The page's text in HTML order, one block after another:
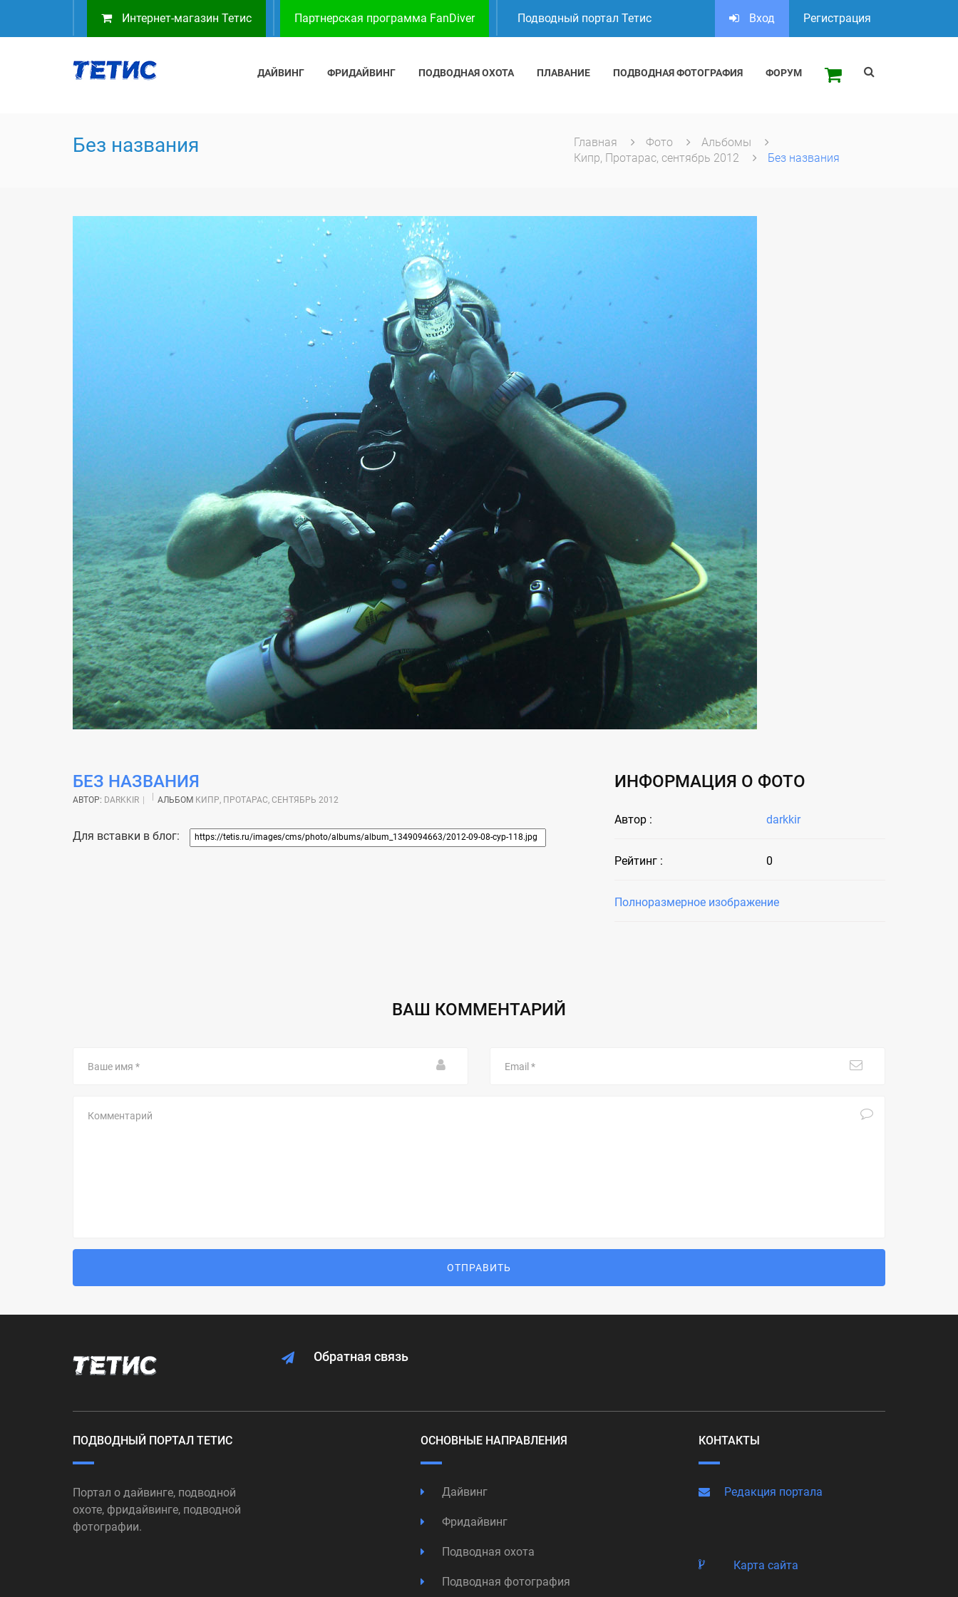
Интернет-магазин Тетис Партнерская программа FanDiver Подводный портал Тетис Вход Регистрация
ДАЙВИНГ ФРИДАЙВИНГ ПОДВОДНАЯ ОХОТА ПЛАВАНИЕ ПОДВОДНАЯ ФОТОГРАФИЯ ФОРУМ
Без названия Главная Фото
Альбомы
Кипр, Протарас, сентябрь 2012
Без названия
БЕЗ НАЗВАНИЯ
АВТОР: DARKKIR АЛЬБОМ КИПР, ПРОТАРАС, СЕНТЯБРЬ 2012
Для вставки в блог:
ИНФОРМАЦИЯ О ФОТО
Автор : darkkir
Рейтинг : 0
Полноразмерное изображение
ВАШ КОММЕНТАРИЙ
имя
ОТПРАВИТЬ
Обратная связь
ПОДВОДНЫЙ ПОРТАЛ ТЕТИС
Портал о дайвинге, подводной
охоте, фридайвинге, подводной
фотографии.
ОСНОВНЫЕ НАПРАВЛЕНИЯ
Дайвинг
Фридайвинг
Подводная охота
Подводная фотография
КОНТАКТЫ
Редакция портала
Карта сайта